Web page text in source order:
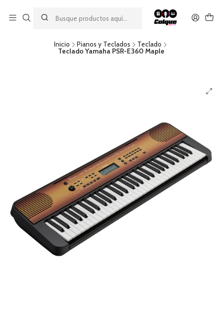
descuento por pago con transferencia bancaria
por una compra mínima de $49.990. Este descuento no es
acumulable a otras promociones ni aplicable a gastos de envío.
Inicio Pianos y Teclados
Teclado
Teclado Yamaha PSR-E360 Maple